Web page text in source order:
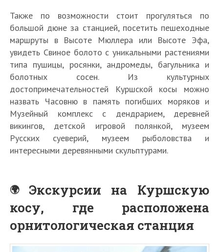
Также по возможности стоит прогуляться по
большой дюне за станцией, посетить пешеходные
маршруты в Высоте Мюллера или Высоте Эфа,
увидеть Свиное болото с уникальными растениями
типа пушицы, росянки, андромеды, багульника и
болотных сосен. Из культурных
достопримечательностей Куршской косы можно
назвать Часовню в память погибших моряков и
Музейный комплекс с дендрарием, деревней
викингов, детской игровой полянкой, музеем
Русских суеверий, музеем рыболовства и
интересными деревянными скульптурами.
Экскурсии на Куршскую
косу, где расположена
орнитологическая станция